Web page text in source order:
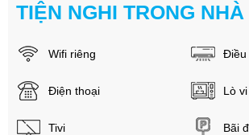
TIỆN NGHI TRONG NHÀ
Wifi riêng Điều
Điện thoại Lò
Tivi Bãi